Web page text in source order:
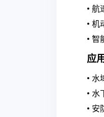
• 航
• 机
• 智
应
• 水
• 水
• 安